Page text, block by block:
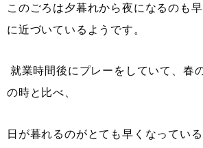
このごろは夕暮れから夜になるのも
に近づいているようです。
就業時間後にプレーをしていて、春
の時と比べ、
日が暮れるのがとても早くなってい